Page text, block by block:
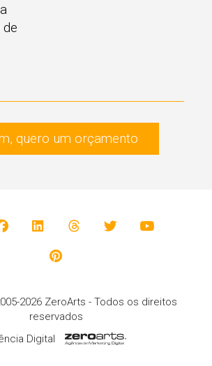
de
quero um orçamento
2026 ZeroArts - Todos os direitos
reservados
Digital